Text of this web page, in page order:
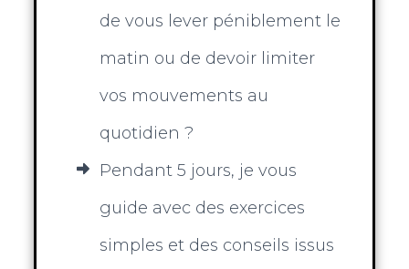
de vous lever péniblement le
matin ou de devoir limiter
vos mouvements au
quotidien ?
Pendant 5 jours, je vous
guide avec des exercices
simples et des conseils issus